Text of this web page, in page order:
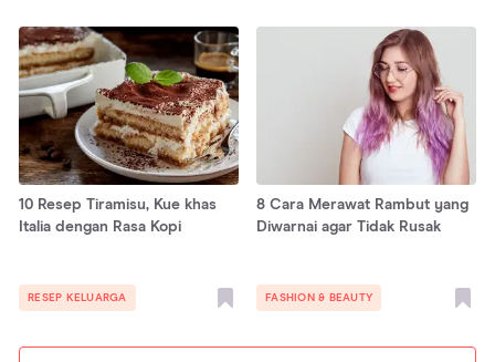
10 Resep Tiramisu, Kue khas
Italia dengan Rasa Kopi
RESEP KELUARGA
8 Cara Merawat Rambut yang
Diwarnai agar Tidak Rusak
FASHION & BEAUTY